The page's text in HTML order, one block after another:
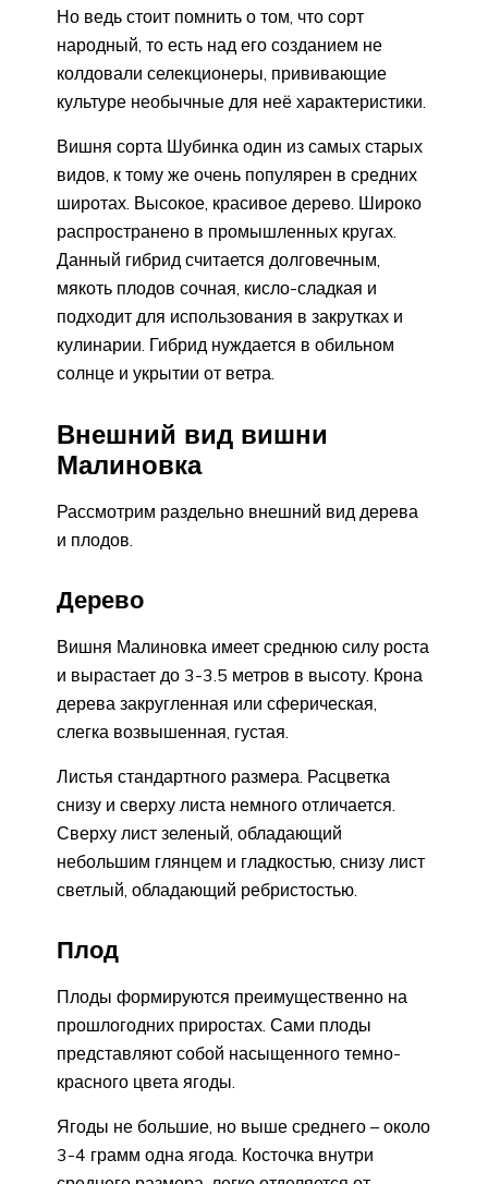
Но ведь стоит помнить о том, что сорт
народный, то есть над его созданием не
колдовали селекционеры, прививающие
культуре необычные для неё характеристики.
Вишня сорта Шубинка один из самых старых
видов, к тому же очень популярен в средних
широтах. Высокое, красивое дерево. Широко
распространено в промышленных кругах.
Данный гибрид считается долговечным,
мякоть плодов сочная, кисло-сладкая и
подходит для использования в закрутках и
кулинарии. Гибрид нуждается в обильном
солнце и укрытии от ветра.
Внешний вид вишни
Малиновка
Рассмотрим раздельно внешний вид дерева
и плодов.
Дерево
Вишня Малиновка имеет среднюю силу роста
и вырастает до 3-3.5 метров в высоту. Крона
дерева закругленная или сферическая,
слегка возвышенная, густая.
Листья стандартного размера. Расцветка
снизу и сверху листа немного отличается.
Сверху лист зеленый, обладающий
небольшим глянцем и гладкостью, снизу лист
светлый, обладающий ребристостью.
Плод
Плоды формируются преимущественно на
прошлогодних приростах. Сами плоды
представляют собой насыщенного темно-
красного цвета ягоды.
Ягоды не большие, но выше среднего – около
3-4 грамм одна ягода. Косточка внутри